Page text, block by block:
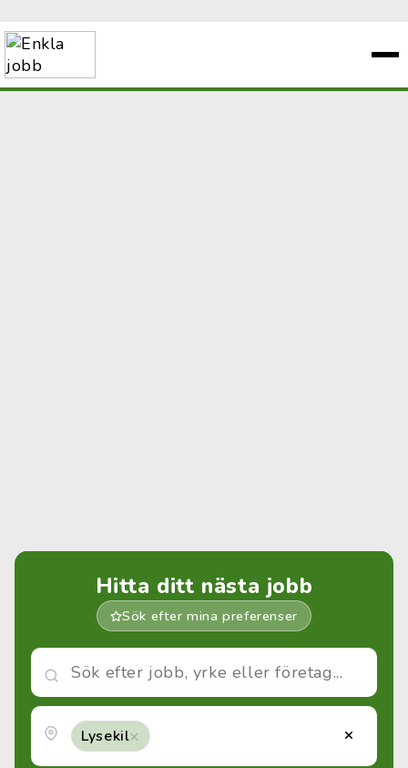
Hitta ditt nästa jobb
Sök efter mina preferenser
×
×
Lysekil